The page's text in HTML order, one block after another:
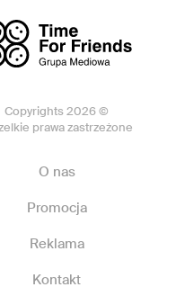
Copyrights 2026 ©
prawa zastrzeżone
O nas
Promocja
Reklama
Kontakt